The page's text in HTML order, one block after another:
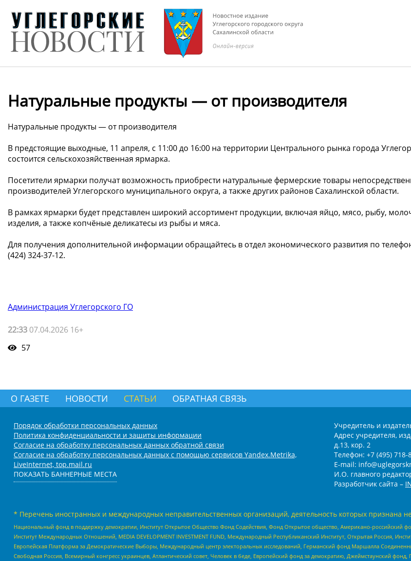
Натуральные продукты — от производителя
Натуральные продукты — от производителя
В предстоящие выходные, 11 апреля, с 11:00 до 16:00 на территории Центрального рынка города
состоится сельскохозяйственная ярмарка.
Посетители ярмарки получат возможность приобрести натуральные фермерские товары
производителей Углегорского муниципального округа, а также других районов Сахалинской области.
В рамках ярмарки будет представлен широкий ассортимент продукции, включая яйцо, мясо, рыбу,
изделия, а также копчёные деликатесы из рыбы и мяса.
Для получения дополнительной информации обращайтесь в отдел экономического развития по
(424) 324-37-12.
Администрация Углегорского ГО
22:33 07.04.2026 16+
57
О ГАЗЕТЕ НОВОСТИ СТАТЬИ ОБРАТНАЯ СВЯЗЬ
Порядок обработки персональных данных
Политика конфиденциальности и защиты информации
Согласие на обработку персональных данных обратной связи
Согласие на обработку персональных данных с помощью сервисов Yandex.Metrika,
LiveInternet, top.mail.ru
ПОКАЗАТЬ БАННЕРНЫЕ МЕСТА
Учредитель и
Адрес учредителя,
д.13, кор. 2
Телефон: +7 (495) 718-
E-mail:
И.О. главного
Разработчик сайта –
* Перечень иностранных и международных неправительственных организаций, деятельность которых признана
Национальный фонд в поддержку демократии, Институт Открытое Общество Фонд Содействия, Фонд Открытое общество, Американо-российский
Институт Международных Отношений, MEDIA DEVELOPMENT INVESTMENT FUND, Международный Республиканский Институт, Открытая Россия,
Европейская Платформа за Демократические Выборы, Международный центр электоральных исследований, Германский фонд Маршалла
Свободная Россия, Всемирный конгресс украинцев, Атлантический совет, Человек в беде, Европейский фонд за демократию, Джеймстаунский